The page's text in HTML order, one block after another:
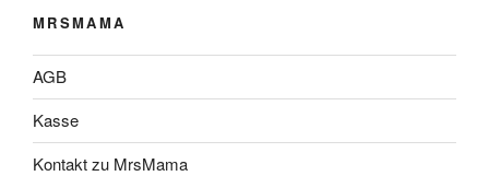
MRSMAMA
AGB
Kasse
Kontakt zu MrsMama